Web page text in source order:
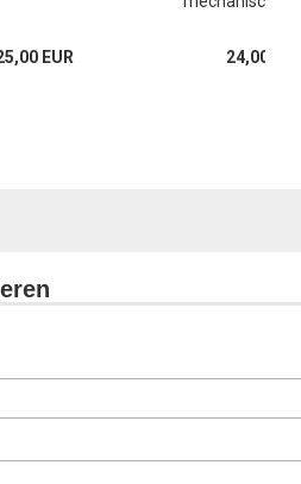
EUR 24,00